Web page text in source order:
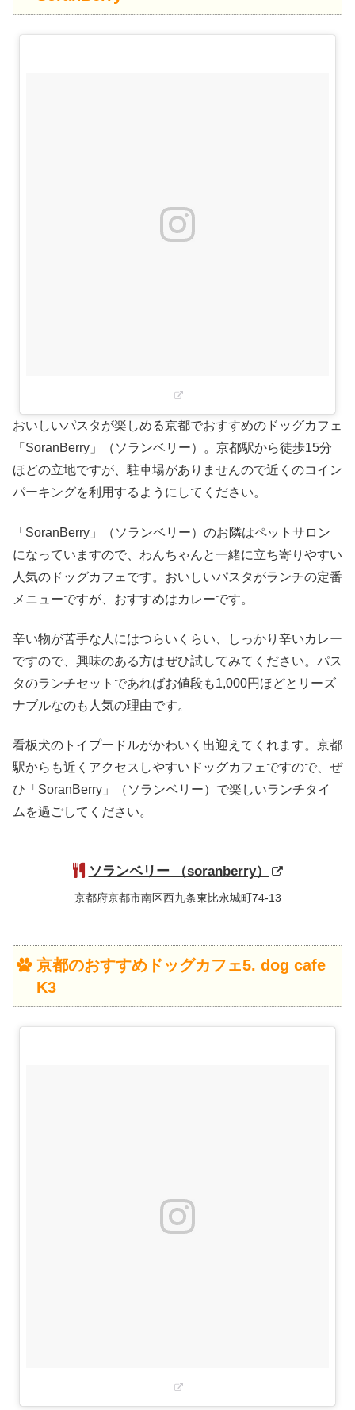
おいしいパスタが楽しめる京都でおすすめのドッグカフェ
「SoranBerry」（ソランベリー）。京都駅から徒歩15分
ほどの立地ですが、駐車場がありませんので近くのコイン
パーキングを利用するようにしてください。
「SoranBerry」（ソランベリー）のお隣はペットサロン
になっていますので、わんちゃんと一緒に立ち寄りやすい
人気のドッグカフェです。おいしいパスタがランチの定番
メニューですが、おすすめはカレーです。
辛い物が苦手な人にはつらいくらい、しっかり辛いカレー
ですので、興味のある方はぜひ試してみてください。パス
タのランチセットであればお値段も1,000円ほどとリーズ
ナブルなのも人気の理由です。
看板犬のトイプードルがかわいく出迎えてくれます。京都
駅からも近くアクセスしやすいドッグカフェですので、ぜ
ひ「SoranBerry」（ソランベリー）で楽しいランチタイ
ムを過ごしてください。
ソランベリー （soranberry）
京都府京都市南区西九条東比永城町74-13
京都のおすすめドッグカフェ5. dog cafe
K3